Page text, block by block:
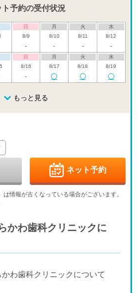
ト予約の受付状況
日
8/9
-
月
8/10
-
火
8/11
-
水
8/12
-
日
8/16
-
月
8/17
火
8/18
水
8/19
8/23
9/7
-
9/8
9/9
休
月
- -
休 休 休
もっと見る
ネット予約
情報が古くなっている場合がございます。
かわ歯科クリニックに